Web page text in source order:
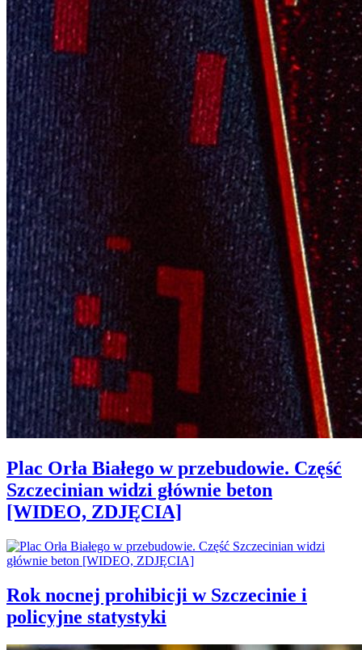
Plac Orła Białego w przebudowie. Część
Szczecinian widzi głównie beton
[WIDEO, ZDJĘCIA]
Rok nocnej prohibicji w Szczecinie i
policyjne statystyki